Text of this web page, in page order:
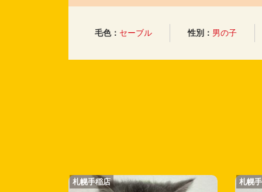
毛色： セーブル 性別： 男の子
札幌手稲店 札幌